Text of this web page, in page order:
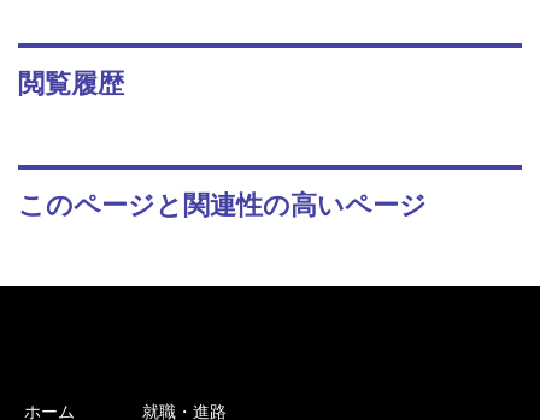
閲覧履歴
このページと関連性の高いページ
ホーム
就職・進路